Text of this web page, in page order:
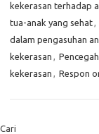
kekerasan terhadap
tua-anak yang sehat,
dalam pengasuhan
kekerasan ,
kekerasan , Respon
Cari